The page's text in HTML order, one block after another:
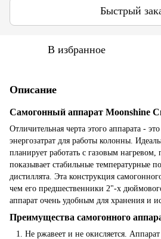
Быстрый
В избранное
Описание
Самогонный аппарат Moonshine
Отличительная черта этого аппарата -
энергозатрат для работы колонны.
планирует работать с газовым нагревом,
показывает стабильные температурные
дистиллята. Эта конструкция
чем его предшественники 2"-х
аппарат очень удобным для хранения и
Преимущества самогонного
Не ржавеет и не окисляется.